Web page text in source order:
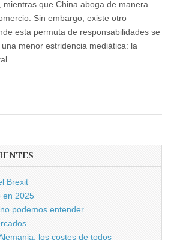
mientras que China aboga de manera
Sin embargo, existe otro
esta permuta de responsabilidades se
menor estridencia mediática: la
Brexit
en 2025
podemos entender
los costes de todos